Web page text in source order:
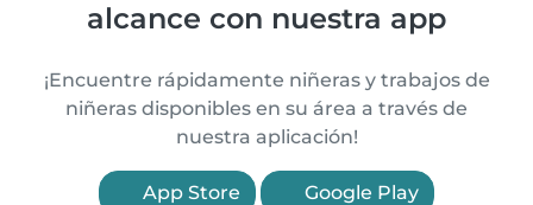
alcance con nuestra app
¡Encuentre rápidamente niñeras y trabajos de
niñeras disponibles en su área a través de
nuestra aplicación!
App Store Google Play